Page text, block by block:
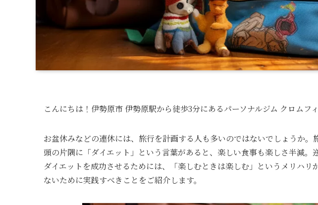
こんにちは！伊勢原市 伊勢原駅から徒歩3分にあるパーソナルジム クロムフ
お盆休みなどの連休には、旅行を計画する人も多いのではないでしょうか。
頭の片隅に「ダイエット」という言葉があると、楽しい食事も楽しさ半減。
ダイエットを成功させるためには、「楽しむときは楽しむ」というメリハリ
ないために実践すべきことをご紹介します。